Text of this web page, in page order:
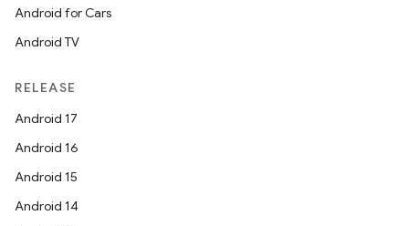
Android for Cars
Android TV
RELEASE
Android 17
Android 16
Android 15
Android 14